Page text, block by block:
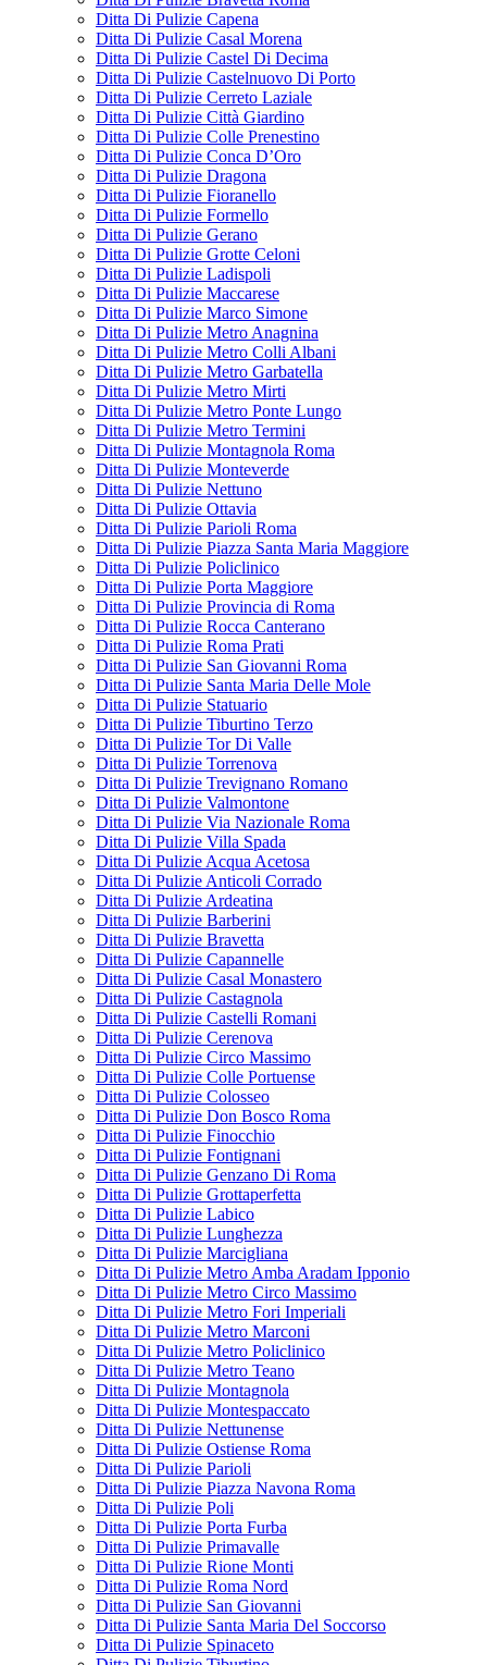
Ditta Di Pulizie Capena
Ditta Di Pulizie Casal Morena
Ditta Di Pulizie Castel Di Decima
Ditta Di Pulizie Castelnuovo Di Porto
Ditta Di Pulizie Cerreto Laziale
Ditta Di Pulizie Città Giardino
Ditta Di Pulizie Colle Prenestino
Ditta Di Pulizie Conca D’Oro
Ditta Di Pulizie Dragona
Ditta Di Pulizie Fioranello
Ditta Di Pulizie Formello
Ditta Di Pulizie Gerano
Ditta Di Pulizie Grotte Celoni
Ditta Di Pulizie Ladispoli
Ditta Di Pulizie Maccarese
Ditta Di Pulizie Marco Simone
Ditta Di Pulizie Metro Anagnina
Ditta Di Pulizie Metro Colli Albani
Ditta Di Pulizie Metro Garbatella
Ditta Di Pulizie Metro Mirti
Ditta Di Pulizie Metro Ponte Lungo
Ditta Di Pulizie Metro Termini
Ditta Di Pulizie Montagnola Roma
Ditta Di Pulizie Monteverde
Ditta Di Pulizie Nettuno
Ditta Di Pulizie Ottavia
Ditta Di Pulizie Parioli Roma
Ditta Di Pulizie Piazza Santa Maria Maggiore
Ditta Di Pulizie Policlinico
Ditta Di Pulizie Porta Maggiore
Ditta Di Pulizie Provincia di Roma
Ditta Di Pulizie Rocca Canterano
Ditta Di Pulizie Roma Prati
Ditta Di Pulizie San Giovanni Roma
Ditta Di Pulizie Santa Maria Delle Mole
Ditta Di Pulizie Statuario
Ditta Di Pulizie Tiburtino Terzo
Ditta Di Pulizie Tor Di Valle
Ditta Di Pulizie Torrenova
Ditta Di Pulizie Trevignano Romano
Ditta Di Pulizie Valmontone
Ditta Di Pulizie Via Nazionale Roma
Ditta Di Pulizie Villa Spada
Ditta Di Pulizie Acqua Acetosa
Ditta Di Pulizie Anticoli Corrado
Ditta Di Pulizie Ardeatina
Ditta Di Pulizie Barberini
Ditta Di Pulizie Bravetta
Ditta Di Pulizie Capannelle
Ditta Di Pulizie Casal Monastero
Ditta Di Pulizie Castagnola
Ditta Di Pulizie Castelli Romani
Ditta Di Pulizie Cerenova
Ditta Di Pulizie Circo Massimo
Ditta Di Pulizie Colle Portuense
Ditta Di Pulizie Colosseo
Ditta Di Pulizie Don Bosco Roma
Ditta Di Pulizie Finocchio
Ditta Di Pulizie Fontignani
Ditta Di Pulizie Genzano Di Roma
Ditta Di Pulizie Grottaperfetta
Ditta Di Pulizie Labico
Ditta Di Pulizie Lunghezza
Ditta Di Pulizie Marcigliana
Ditta Di Pulizie Metro Amba Aradam Ipponio
Ditta Di Pulizie Metro Circo Massimo
Ditta Di Pulizie Metro Fori Imperiali
Ditta Di Pulizie Metro Marconi
Ditta Di Pulizie Metro Policlinico
Ditta Di Pulizie Metro Teano
Ditta Di Pulizie Montagnola
Ditta Di Pulizie Montespaccato
Ditta Di Pulizie Nettunense
Ditta Di Pulizie Ostiense Roma
Ditta Di Pulizie Parioli
Ditta Di Pulizie Piazza Navona Roma
Ditta Di Pulizie Poli
Ditta Di Pulizie Porta Furba
Ditta Di Pulizie Primavalle
Ditta Di Pulizie Rione Monti
Ditta Di Pulizie Roma Nord
Ditta Di Pulizie San Giovanni
Ditta Di Pulizie Santa Maria Del Soccorso
Ditta Di Pulizie Spinaceto